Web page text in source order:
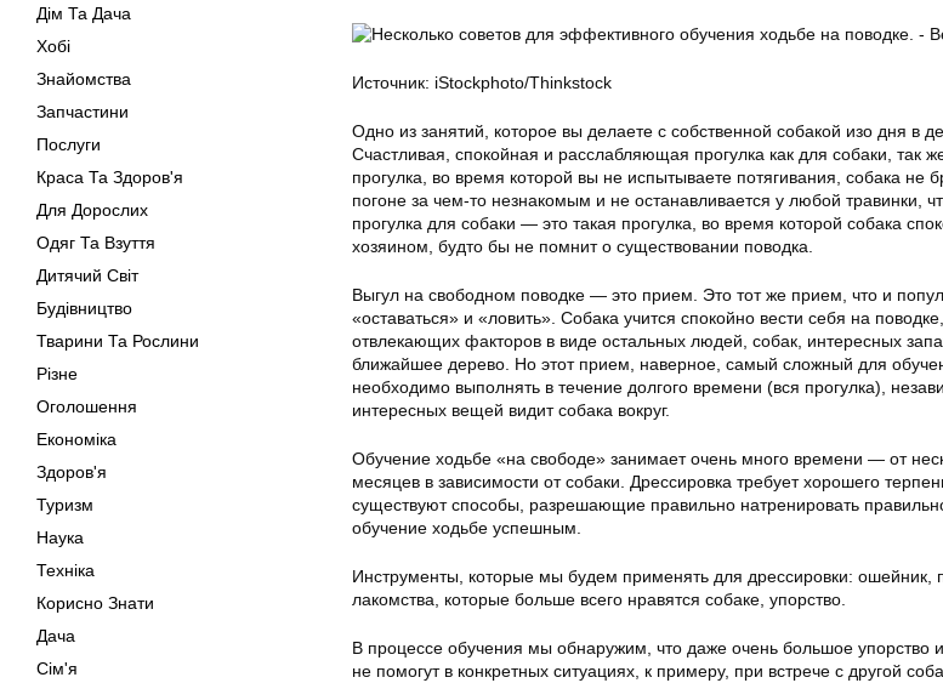
Дім Та Дача
Хобі
Знайомства
Запчастини
Послуги
Краса Та Здоров'я
Для Дорослих
Одяг Та Взуття
Дитячий Світ
Будівництво
Тварини Та Рослини
Різне
Оголошення
Економіка
Здоров'я
Туризм
Наука
Техніка
Корисно Знати
Дача
Сім'я
Источник: iStockphoto/Thinkstock
Одно из занятий, которое вы делаете с собственной собакой изо дня в
Счастливая, спокойная и расслабляющая прогулка как для собаки, так
прогулка, во время которой вы не испытываете потягивания, собака не
погоне за чем-то незнакомым и не останавливается у любой травинки,
прогулка для собаки — это такая прогулка, во время которой собака
хозяином, будто бы не помнит о существовании поводка.
Выгул на свободном поводке — это прием. Это тот же прием, что и
«оставаться» и «ловить». Собака учится спокойно вести себя на
отвлекающих факторов в виде остальных людей, собак, интересных
ближайшее дерево. Но этот прием, наверное, самый сложный для
необходимо выполнять в течение долгого времени (вся прогулка),
интересных вещей видит собака вокруг.
Обучение ходьбе «на свободе» занимает очень много времени — от
месяцев в зависимости от собаки. Дрессировка требует хорошего
существуют способы, разрешающие правильно натренировать
обучение ходьбе успешным.
Инструменты, которые мы будем применять для дрессировки: ошейник,
лакомства, которые больше всего нравятся собаке, упорство.
В процессе обучения мы обнаружим, что даже очень большое упорство
не помогут в конкретных ситуациях, к примеру, при встрече с другой